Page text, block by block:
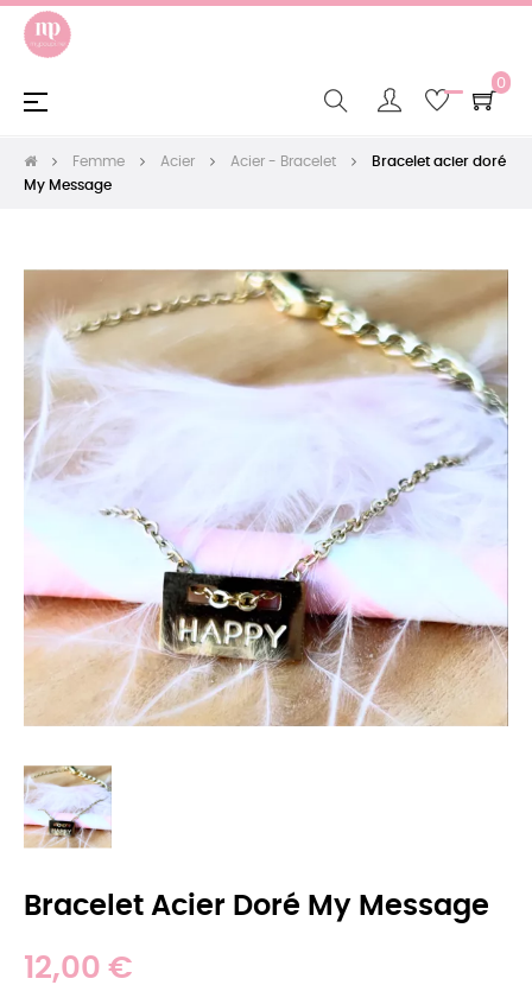
0
Basculer
☰
Femme Acier Acier - Bracelet
Bracelet acier doré
My Message
Bracelet Acier Doré My Message
12,00 €